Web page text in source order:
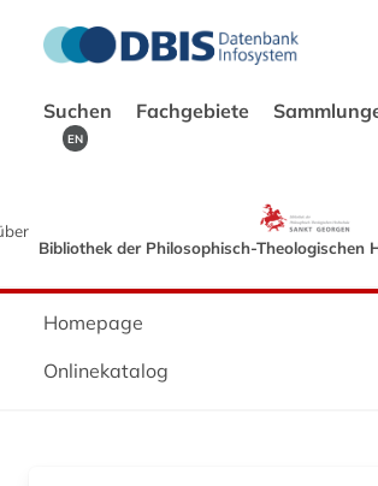
Suchen Fachgebiete
EN
Bibliothek der Philosophisch-Theologischen
Homepage
Onlinekatalog